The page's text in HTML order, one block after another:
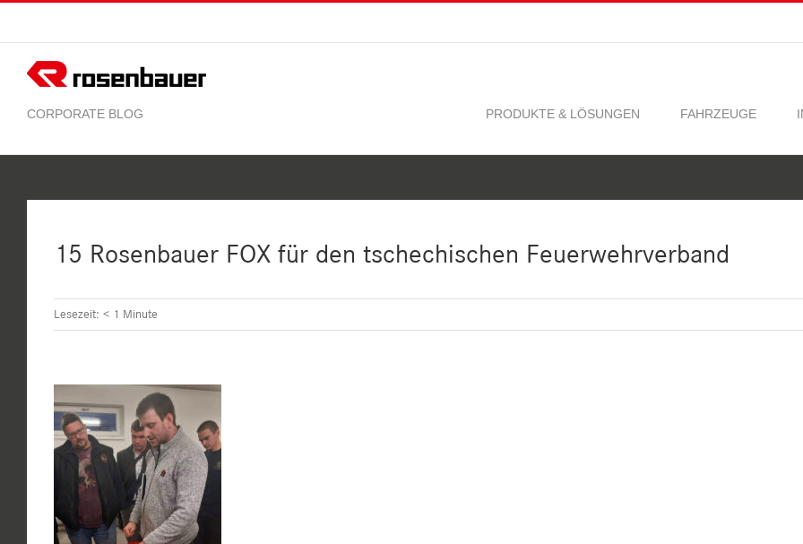
springen
PRODUKTE & LÖSUNGEN FAHRZEUGE
15 Rosenbauer FOX für den tschechischen Feuerwehrverband
Lesezeit: < 1 Minute